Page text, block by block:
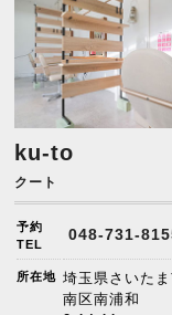
ku-to
クート
予約
TEL
048-731-
所在地 埼玉県さいた
南区南浦和